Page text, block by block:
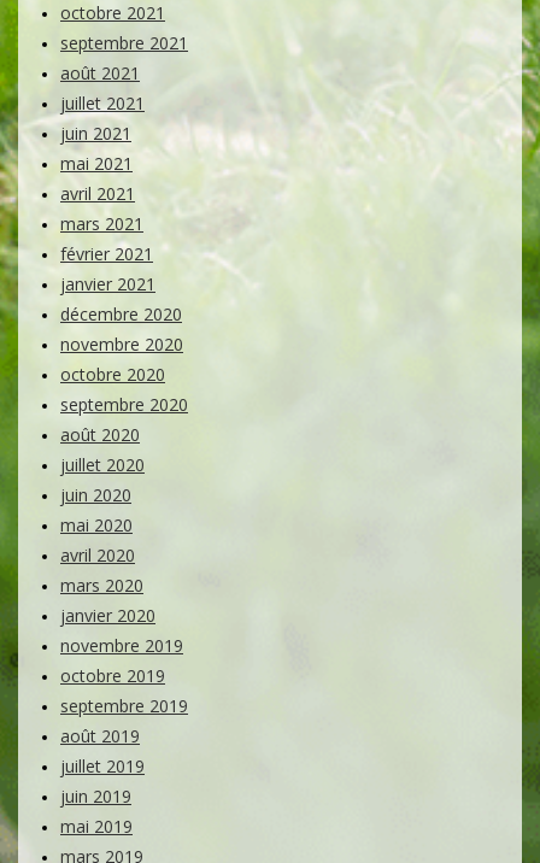
octobre 2021
septembre 2021
août 2021
juillet 2021
juin 2021
mai 2021
avril 2021
mars 2021
février 2021
janvier 2021
décembre 2020
novembre 2020
octobre 2020
septembre 2020
août 2020
juillet 2020
juin 2020
mai 2020
avril 2020
mars 2020
janvier 2020
novembre 2019
octobre 2019
septembre 2019
août 2019
juillet 2019
juin 2019
mai 2019
mars 2019